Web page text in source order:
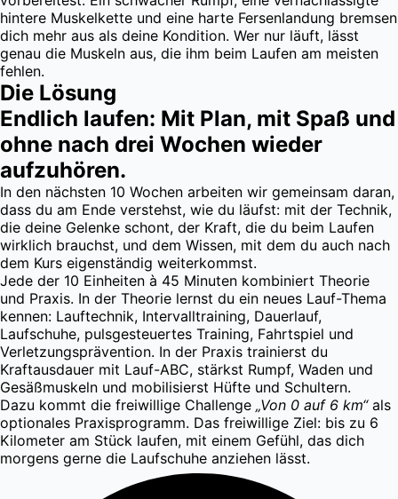
hintere Muskelkette und eine harte Fersenlandung bremsen
dich mehr aus als deine Kondition. Wer nur läuft, lässt
genau die Muskeln aus, die ihm beim Laufen am meisten
fehlen.
Die Lösung
Endlich laufen: Mit Plan, mit Spaß und
ohne nach drei Wochen wieder
aufzuhören.
In den nächsten 10 Wochen arbeiten wir gemeinsam daran,
dass du am Ende verstehst, wie du läufst: mit der Technik,
die deine Gelenke schont, der Kraft, die du beim Laufen
wirklich brauchst, und dem Wissen, mit dem du auch nach
dem Kurs eigenständig weiterkommst.
Jede der 10 Einheiten à 45 Minuten kombiniert Theorie
und Praxis. In der Theorie lernst du ein neues Lauf-Thema
kennen: Lauftechnik, Intervalltraining, Dauerlauf,
Laufschuhe, pulsgesteuertes Training, Fahrtspiel und
Verletzungsprävention. In der Praxis trainierst du
Kraftausdauer mit Lauf-ABC, stärkst Rumpf, Waden und
Gesäßmuskeln und mobilisierst Hüfte und Schultern.
Dazu kommt die freiwillige Challenge „Von 0 auf 6 km“als
optionales Praxisprogramm. Das freiwillige Ziel: bis zu 6
Kilometer am Stück laufen, mit einem Gefühl, das dich
morgens gerne die Laufschuhe anziehen lässt.